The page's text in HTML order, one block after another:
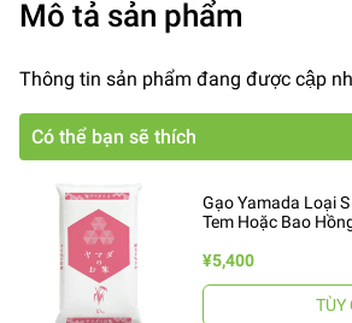
Mô tả sản phẩm
Thông tin sản phẩm đang được cập
Có thể bạn sẽ thích
Gạo Yamada Loại
Tem Hoặc Bao
¥5,400
TÙY